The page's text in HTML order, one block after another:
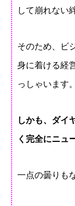
して崩れない
そのため、ビ
身に着ける経
っしゃいます。
しかも、ダイ
く完全にニュ
一点の曇りも